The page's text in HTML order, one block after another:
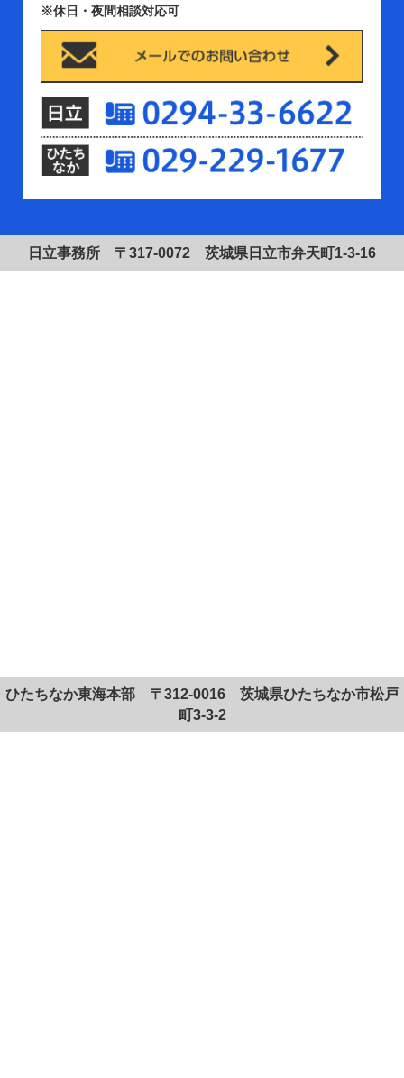
※休日・夜間相談対応可
日立事務所 〒317-0072 茨城県日立市弁天町1-3-16
ひたちなか東海本部 〒312-0016 茨城県ひたちなか市松戸
町3-3-2